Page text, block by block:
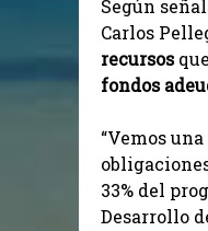
Según
Carlos
recursos
fondos
“Vemos
33% del
Desarrollo